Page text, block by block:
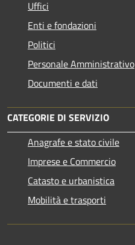
Uffici
Enti e fondazioni
Politici
Personale Amministrativo
Documenti e dati
CATEGORIE DI SERVIZIO
Anagrafe e stato civile
Imprese e Commercio
Catasto e urbanistica
Mobilità e trasporti